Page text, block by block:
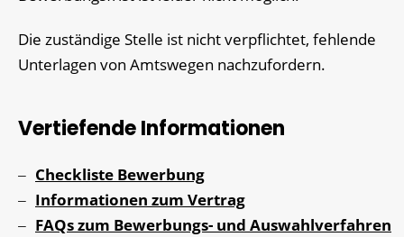
Die zuständige Stelle ist nicht verpflichtet, fehlende
Unterlagen von Amtswegen nachzufordern.
Vertiefende Informationen
Checkliste Bewerbung
Informationen zum Vertrag
FAQs zum Bewerbungs- und Auswahlverfahren